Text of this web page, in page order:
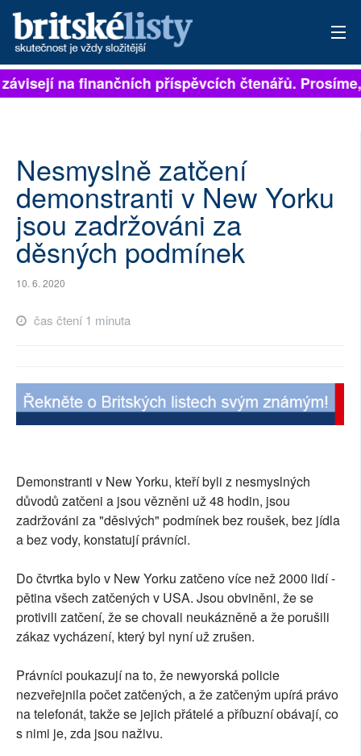
PŘIHLÁSIT
ARCHIV
ROZHOVORY
TÉMATA
NEJČTENĚJŠÍ ZA 7 DNÍ
SOCIÁLNÍ SÍTĚ
na finančních příspěvcích čtenářů.
Nesmyslně zatčení
demonstranti v New Yorku
jsou zadržováni za
děsných podmínek
10. 6. 2020
čas čtení 1 minuta
Demonstranti v New Yorku, kteří byli z nesmyslných
důvodů zatčeni a jsou vězněni už 48 hodin, jsou
zadržováni za "děsivých" podmínek bez roušek, bez jídla
a bez vody, konstatují právníci.
Do čtvrtka bylo v New Yorku zatčeno více než 2000 lidí -
pětina všech zatčených v USA. Jsou obviněni, že se
protivili zatčení, že se chovali neukázněně a že porušili
zákaz vycházení, který byl nyní už zrušen.
Právníci poukazují na to, že newyorská policie
nezveřejnila počet zatčených, a že zatčeným upírá právo
na telefonát, takže se jejich přátelé a příbuzní obávají, co
s nimi je, zda jsou naživu.